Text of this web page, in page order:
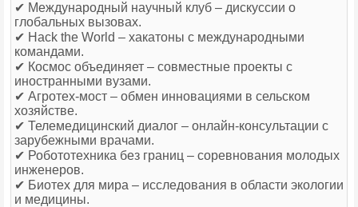
✔ Международный научный клуб – дискуссии о
глобальных вызовах.
✔ Hack the World – хакатоны с международными
командами.
✔ Космос объединяет – совместные проекты с
иностранными вузами.
✔ Агротех-мост – обмен инновациями в сельском
хозяйстве.
✔ Телемедицинский диалог – онлайн-консультации с
зарубежными врачами.
✔ Робототехника без границ – соревнования молодых
инженеров.
✔ Биотех для мира – исследования в области экологии
и медицины.